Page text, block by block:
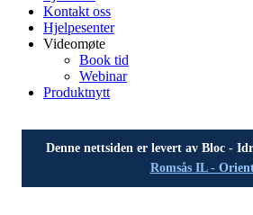
Kontakt oss
Hjelpesenter
Videomøte
Book tid
Webinar
Produktnytt
Denne nettsiden er levert av Bloc -
Romsås IL -